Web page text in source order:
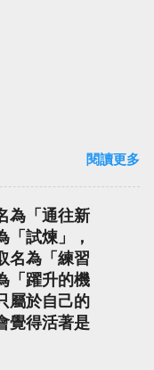
閱讀更多
為「通往新
「試煉」，
名為「練習
「躍升的機
屬於自己的
覺得活著是